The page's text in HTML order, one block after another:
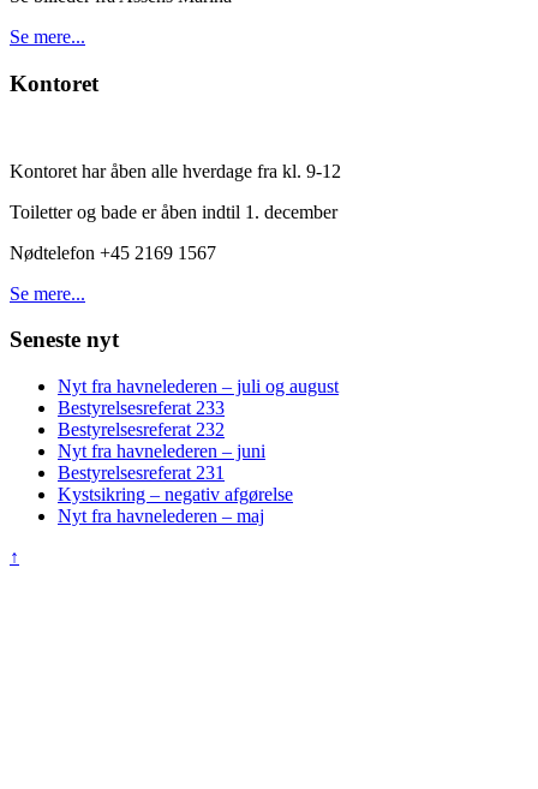
Se mere...
Kontoret
Kontoret har åben alle hverdage fra kl. 9-12
Toiletter og bade er åben indtil 1. december
Nødtelefon +45 2169 1567
Se mere...
Seneste nyt
Nyt fra havnelederen – juli og august
Bestyrelsesreferat 233
Bestyrelsesreferat 232
Nyt fra havnelederen – juni
Bestyrelsesreferat 231
Kystsikring – negativ afgørelse
Nyt fra havnelederen – maj
↑